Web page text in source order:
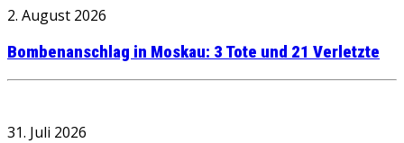
2. August 2026
Bombenanschlag in Moskau: 3 Tote und 21 Verletzte
31. Juli 2026